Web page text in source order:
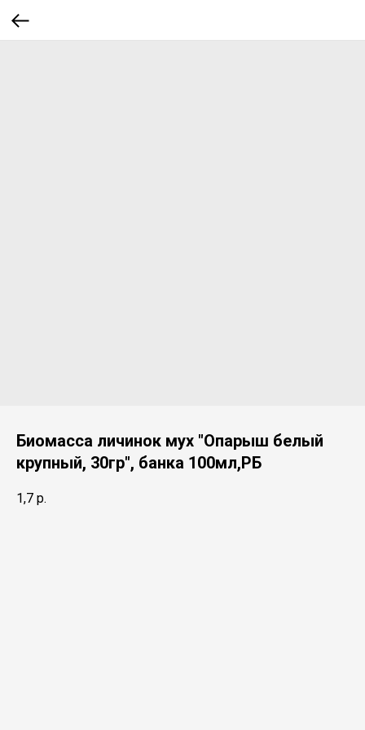
Биомасса личинок мух "Опарыш белый
крупный, 30гр", банка 100мл,РБ
1,7 р.